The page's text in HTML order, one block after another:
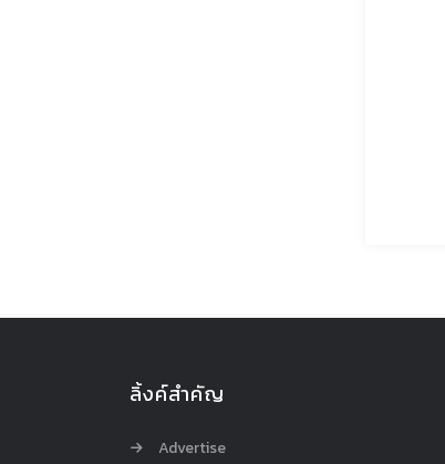
ลิ้งค์สำคัญ
Advertise